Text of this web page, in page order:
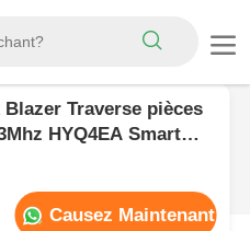
Traverse pièces
HYQ4EA Smart
de voiture
Causez Maintenant